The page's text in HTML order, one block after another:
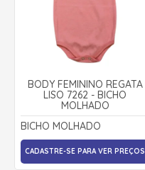
BODY FEMININO REGATA
LISO 7262 - BICHO
MOLHADO
BICHO MOLHADO
CADASTRE-SE PARA VER PREÇOS